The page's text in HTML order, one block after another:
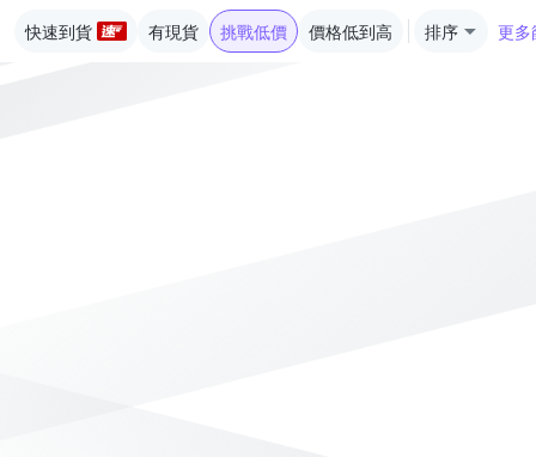
快速到貨 有現貨 挑戰低價 價格低到高 排序 更多